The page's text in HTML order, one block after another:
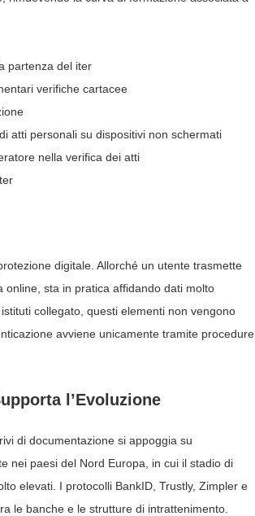
partenza del iter
verifiche cartacee
atti personali su dispositivi non schermati
nella verifica dei atti
digitale. Allorché un utente trasmette
online, sta in pratica affidando dati molto
collegato, questi elementi non vengono
avviene unicamente tramite procedure
l’Evoluzione
di documentazione si appoggia su
nei paesi del Nord Europa, in cui il stadio di
elevati. I protocolli BankID, Trustly, Zimpler e
le banche e le strutture di intrattenimento.